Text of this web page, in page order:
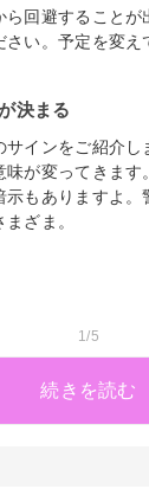
回避することが
い。予定を変
決まる
サインをご紹介
味が変ってきます
もありますよ
ざま。
1/5
続きを読む